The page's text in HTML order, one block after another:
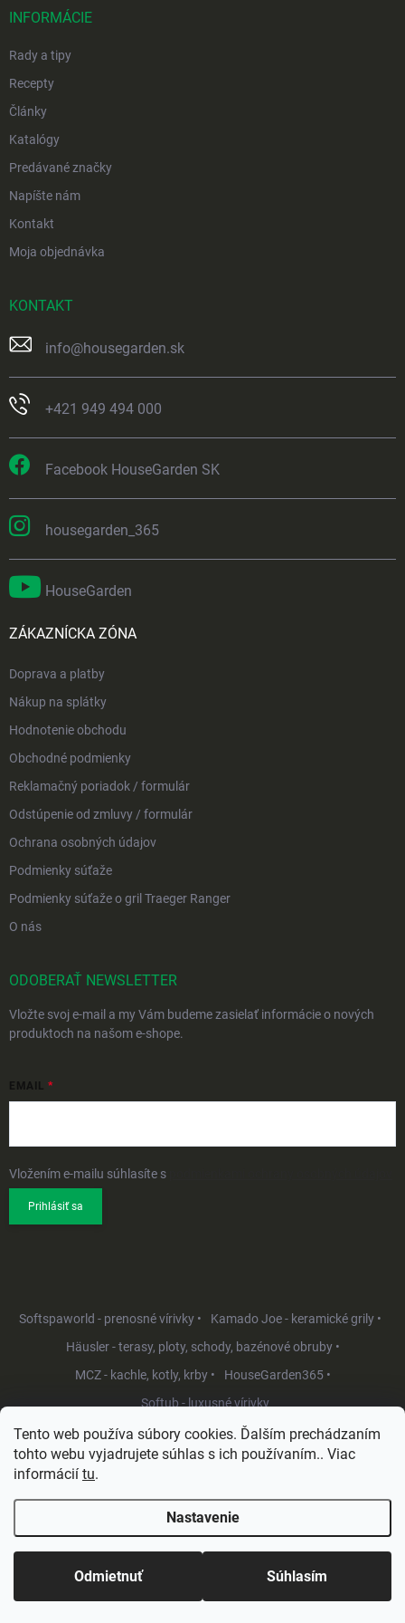
Tento web používa súbory cookies. Ďalším prechádzaním
tohto webu vyjadrujete súhlas s ich používaním.. Viac
informácií tu.
Nastavenie
Odmietnuť Súhlasím
INFORMÁCIE
Rady a tipy
Recepty
Články
Katalógy
Predávané značky
Napíšte nám
Kontakt
Moja objednávka
KONTAKT
info@housegarden.sk
+421 949 494 000
Facebook HouseGarden SK
housegarden_365
HouseGarden
ZÁKAZNÍCKA ZÓNA
Doprava a platby
Nákup na splátky
Hodnotenie obchodu
Obchodné podmienky
Reklamačný poriadok / formulár
Odstúpenie od zmluvy / formulár
Ochrana osobných údajov
Podmienky súťaže
Podmienky súťaže o gril Traeger Ranger
O nás
ODOBERAŤ NEWSLETTER
Vložte svoj e-mail a my Vám budeme zasielať informácie o nových
produktoch na našom e-shope.
EMAIL
Vložením e-mailu súhlasíte s
Prihlásiť sa
Softspaworld - prenosné vírivky •
Kamado Joe - keramické grily •
Häusler - terasy, ploty, schody, bazénové obruby •
MCZ - kachle, kotly, krby •
HouseGarden365 •
Softub - luxusné vírivky
Vytvoril Shoptet
Copyright 2026HouseGarden.sk. Všetky práva vyhradené.Upraviť